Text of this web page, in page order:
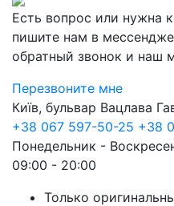
Есть вопрос или нужна
пишите нам в
обратный звонок и наш
Перезвоните мне
Київ, бульвар Вацлава
+38 067 597-50-25 +38
Понедельник -
09:00 - 20:00
Только